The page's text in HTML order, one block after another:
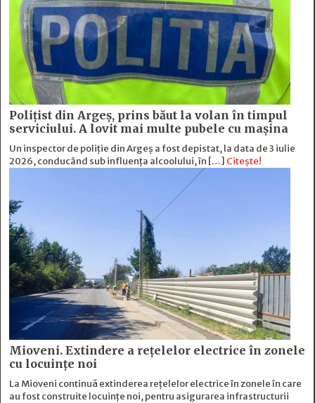
Polițist din Argeș, prins băut la volan în timpul
serviciului. A lovit mai multe pubele cu mașina
Un inspector de poliție din Argeș a fost depistat, la data de 3 iulie
2026, conducând sub influența alcoolului, în […] Citește!
Mioveni. Extindere a rețelelor electrice în zonele
cu locuințe noi
La Mioveni continuă extinderea rețelelor electrice în zonele în care
au fost construite locuințe noi, pentru asigurarea infrastructurii